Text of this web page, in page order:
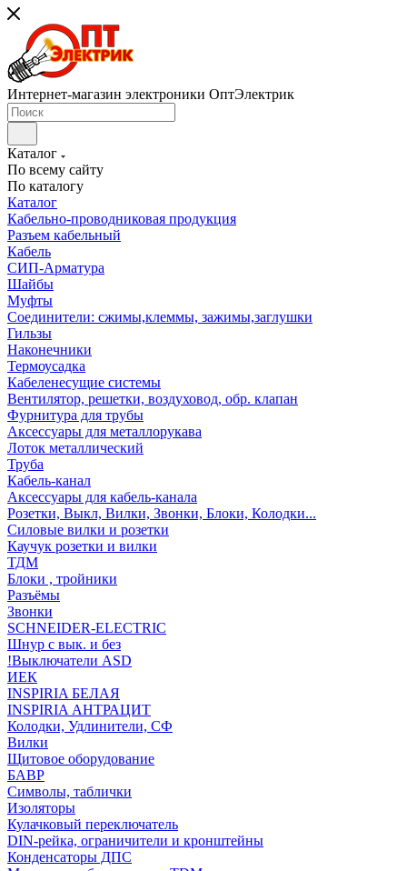
Интернет-магазин электроники ОптЭлектрик
Каталог
По всему сайту
По каталогу
Каталог
Кабельно-проводниковая продукция
Разъем кабельный
Кабель
СИП-Арматура
Шайбы
Муфты
Соединители: сжимы,клеммы, зажимы,заглушки
Гильзы
Наконечники
Термоусадка
Кабеленесущие системы
Вентилятор, решетки, воздуховод, обр. клапан
Фурнитура для трубы
Аксессуары для металлорукава
Лоток металлический
Труба
Кабель-канал
Аксессуары для кабель-канала
Розетки, Выкл, Вилки, Звонки, Блоки, Колодки...
Силовые вилки и розетки
Каучук розетки и вилки
ТДМ
Блоки , тройники
Разъёмы
Звонки
SCHNEIDER-ELECTRIC
Шнур с вык. и без
!Выключатели ASD
ИЕК
INSPIRIA БЕЛАЯ
INSPIRIA АНТРАЦИТ
Колодки, Удлинители, СФ
Вилки
Щитовое оборудование
БАВР
Символы, таблички
Изоляторы
Кулачковый переключатель
DIN-рейка, ограничители и кронштейны
Конденсаторы ДПС